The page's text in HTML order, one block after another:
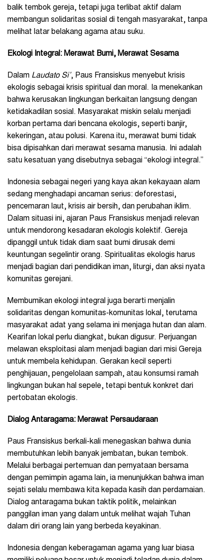
balik tembok gereja, tetapi juga terlibat aktif dalam
membangun solidaritas sosial di tengah masyarakat, tanpa
melihat latar belakang agama atau suku.
Ekologi Integral: Merawat Bumi, Merawat Sesama
Dalam Laudato Si’, Paus Fransiskus menyebut krisis
ekologis sebagai krisis spiritual dan moral. Ia menekankan
bahwa kerusakan lingkungan berkaitan langsung dengan
ketidakadilan sosial. Masyarakat miskin selalu menjadi
korban pertama dari bencana ekologis, seperti banjir,
kekeringan, atau polusi. Karena itu, merawat bumi tidak
bisa dipisahkan dari merawat sesama manusia. Ini adalah
satu kesatuan yang disebutnya sebagai “ekologi integral.”
Indonesia sebagai negeri yang kaya akan kekayaan alam
sedang menghadapi ancaman serius: deforestasi,
pencemaran laut, krisis air bersih, dan perubahan iklim.
Dalam situasi ini, ajaran Paus Fransiskus menjadi relevan
untuk mendorong kesadaran ekologis kolektif. Gereja
dipanggil untuk tidak diam saat bumi dirusak demi
keuntungan segelintir orang. Spiritualitas ekologis harus
menjadi bagian dari pendidikan iman, liturgi, dan aksi nyata
komunitas gerejani.
Membumikan ekologi integral juga berarti menjalin
solidaritas dengan komunitas-komunitas lokal, terutama
masyarakat adat yang selama ini menjaga hutan dan alam.
Kearifan lokal perlu diangkat, bukan digusur. Perjuangan
melawan eksploitasi alam menjadi bagian dari misi Gereja
untuk membela kehidupan. Gerakan kecil seperti
penghijauan, pengelolaan sampah, atau konsumsi ramah
lingkungan bukan hal sepele, tetapi bentuk konkret dari
pertobatan ekologis.
Dialog Antaragama: Merawat Persaudaraan
Paus Fransiskus berkali-kali menegaskan bahwa dunia
membutuhkan lebih banyak jembatan, bukan tembok.
Melalui berbagai pertemuan dan pernyataan bersama
dengan pemimpin agama lain, ia menunjukkan bahwa iman
sejati selalu membawa kita kepada kasih dan perdamaian.
Dialog antaragama bukan taktik politik, melainkan
panggilan iman yang dalam untuk melihat wajah Tuhan
dalam diri orang lain yang berbeda keyakinan.
Indonesia dengan keberagaman agama yang luar biasa